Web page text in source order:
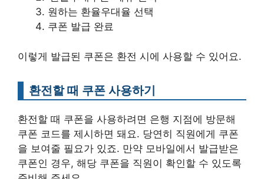
원하는 환율우대율 선택
쿠폰 발급 완료
이렇게 발급된 쿠폰은 환전 시에 사용할 수 있어요.
환전할 때 쿠폰 사용하기
환전할 때 쿠폰을 사용하려면 은행 지점에 방문해
쿠폰 코드를 제시하면 돼요. 당연히 직원에게 쿠폰
을 보여줄 필요가 있죠. 만약 모바일에서 발급받은
쿠폰인 경우, 해당 쿠폰을 직원이 확인할 수 있도록